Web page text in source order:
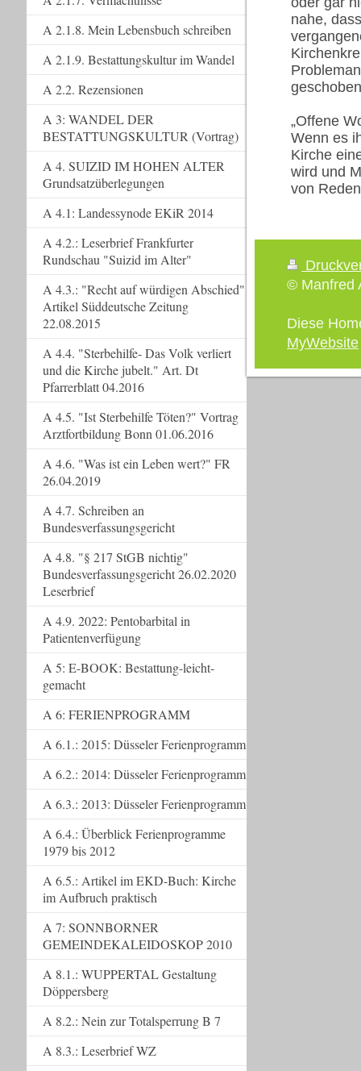
nahe,
„Offene
Wenn es
Kirche
wird und
von
© Manfred
Diese
MyWebsite
A 2.1.8. Mein Lebensbuch schreiben
A 2.1.9. Bestattungskultur im Wandel
A 2.2. Rezensionen
A 3: WANDEL DER
BESTATTUNGSKULTUR (Vortrag)
A 4. SUIZID IM HOHEN ALTER
Grundsatzüberlegungen
A 4.1: Landessynode EKiR 2014
A 4.2.: Leserbrief Frankfurter
Rundschau "Suizid im Alter"
A 4.3.: "Recht auf würdigen Abschied"
Artikel Süddeutsche Zeitung
22.08.2015
A 4.4. "Sterbehilfe- Das Volk verliert
und die Kirche jubelt." Art. Dt
Pfarrerblatt 04.2016
A 4.5. "Ist Sterbehilfe Töten?" Vortrag
Arztfortbildung Bonn 01.06.2016
A 4.6. "Was ist ein Leben wert?" FR
26.04.2019
A 4.7. Schreiben an
Bundesverfassungsgericht
A 4.8. "§ 217 StGB nichtig"
Bundesverfassungsgericht 26.02.2020
Leserbrief
A 4.9. 2022: Pentobarbital in
Patientenverfügung
A 5: E-BOOK: Bestattung-leicht-
gemacht
A 6: FERIENPROGRAMM
A 6.1.: 2015: Düsseler Ferienprogramm
A 6.2.: 2014: Düsseler Ferienprogramm
A 6.3.: 2013: Düsseler Ferienprogramm
A 6.4.: Überblick Ferienprogramme
1979 bis 2012
A 6.5.: Artikel im EKD-Buch: Kirche
im Aufbruch praktisch
A 7: SONNBORNER
GEMEINDEKALEIDOSKOP 2010
A 8.1.: WUPPERTAL Gestaltung
Döppersberg
A 8.2.: Nein zur Totalsperrung B 7
A 8.3.: Leserbrief WZ